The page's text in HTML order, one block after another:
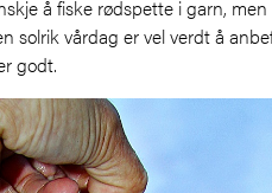
å fiske rødspette i garn,
solrik vårdag er vel verdt å
godt.